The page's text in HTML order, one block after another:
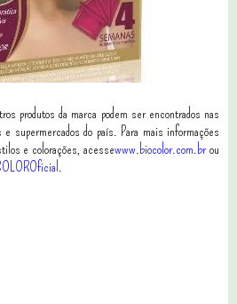
produtos da marca podem ser encontrados nas
supermercados do país. Para mais informações
e colorações, acessewww.biocolor.com.brou